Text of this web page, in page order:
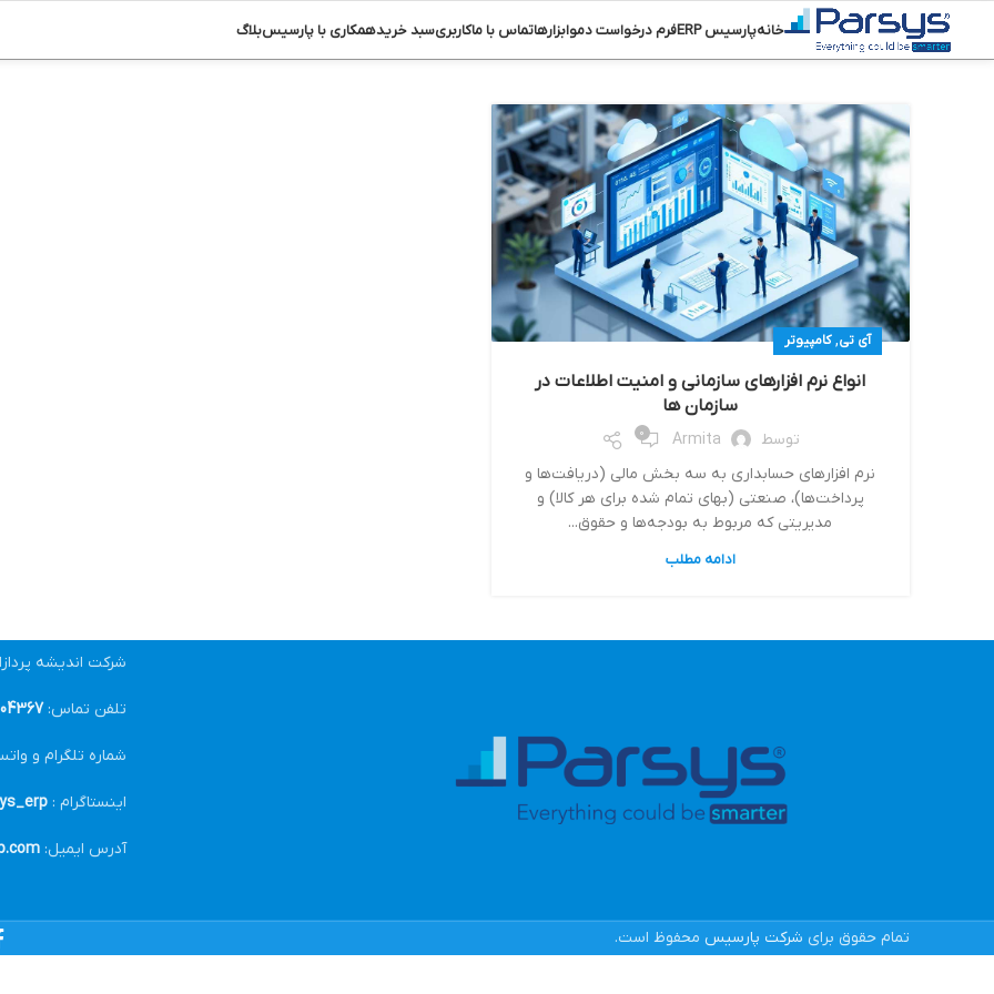
خانهپارسیس ERP فرم درخواست دموابزارهاتماس با ماکاربریسبد خریدهمکاری با پارسیسبلاگ
آی تی,کامپیوتر
انواع نرم افزارهای سازمانی و امنیت اطلاعات در
سازمان ها
توسط Armita
0
نرم افزارهای حسابداری به سه بخش مالی (دریافت‌ها و
پرداخت‌ها)، صنعتی (بهای تمام شده برای هر کالا) و
مدیریتی که مربوط به بودجه‌ها و حقوق‌...
ادامه مطلب
شرکت اندیشه
تلفن تماس:021
شماره تلگرام و
اینستاگرام :
آدرس ایمیل:
تمام حقوق برای شرکت پارسیس محفوظ است.